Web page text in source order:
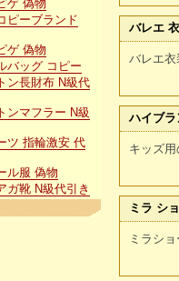
バレエ
バレエ衣
ハイブ
キッズ
ミラ シ
ミラシ
ゲ 偽物
ピーブランド
ゲ 偽物
バッグ コピー
ン長財布 N級代
ンマフラー N級
ツ 指輪激安 代
ル服 偽物
ガ靴 N級代引き